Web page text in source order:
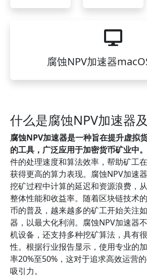
腐蚀NPV加速器
什么是腐蚀NPV加速器
腐蚀NPV加速器是一种旨在提升虚拟
的工具，广泛应用于加密货币矿业中。
件的处理速度和算法效率，帮助矿工
获得更高的算力表现。腐蚀NPV加速
挖矿过程中计算的延迟和资源浪费，
整体性能和收益率。随着区块链技术
币的普及，越来越多的矿工开始关注
器，以最大化利润。腐蚀NPV加速器
机设备，还支持多种挖矿算法，具有
性。根据行业报告显示，使用专业的
率20%至50%，这对于追求高效运营
吸引力。